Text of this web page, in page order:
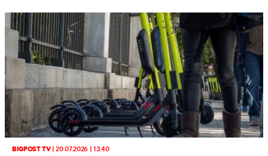
BIGPOST TV|20.07.2026 | 13:40